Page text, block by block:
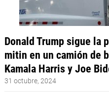
Donald Trump sigue la
mitin en un camión de
Kamala Harris y Joe
31 octubre, 2024